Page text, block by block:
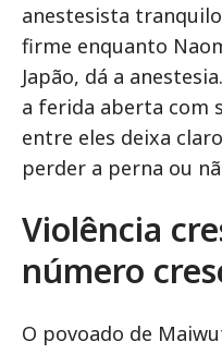
anestesista
firme enquanto
Japão, dá a
a ferida aberta com
entre eles deixa
perder a perna ou
Violência
número
O povoado de